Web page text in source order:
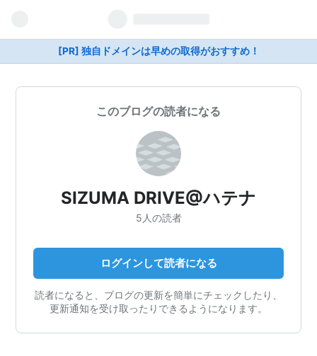
[PR] 独自ドメインは早めの取得がおすすめ！
このブログの読者になる
SIZUMA DRIVE@ハテナ
5人の読者
ログインして読者になる
読者になると、ブログの更新を簡単にチェックしたり、
更新通知を受け取ったりできるようになります。